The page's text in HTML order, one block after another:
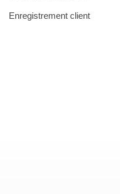
Enregistrement client